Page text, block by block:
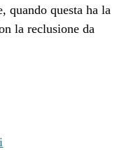
quando questa ha la
la reclusione da